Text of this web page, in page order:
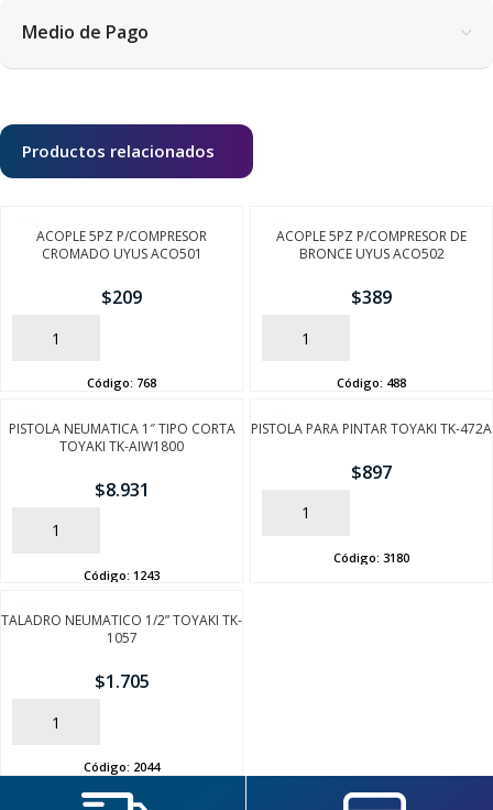
Medio de Pago
Productos relacionados
ACOPLE 5PZ P/COMPRESOR
CROMADO UYUS ACO501
$209
AÑADIR
Código: 768
ACOPLE 5PZ P/COMPRESOR DE
BRONCE UYUS ACO502
$389
AÑADIR
Código: 488
PISTOLA NEUMATICA 1″ TIPO CORTA
TOYAKI TK-AIW1800
$8.931
AÑADIR
Código: 1243
PISTOLA PARA PINTAR TOYAKI TK-472A
$897
AÑADIR
Código: 3180
TALADRO NEUMATICO 1/2” TOYAKI TK-
1057
$1.705
AÑADIR
Código: 2044
SEGUÍ COMPRANDO